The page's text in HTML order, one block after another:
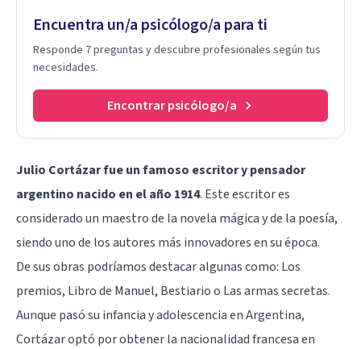
Encuentra un/a psicólogo/a para ti
Responde 7 preguntas y descubre profesionales según tus
necesidades.
Encontrar psicólogo/a
Julio Cortázar fue un famoso escritor y pensador
argentino nacido en el año 1914. Este escritor es
considerado un maestro de la novela mágica y de la poesía,
siendo uno de los autores más innovadores en su época.
De sus obras podríamos destacar algunas como: Los
premios, Libro de Manuel, Bestiario o Las armas secretas.
Aunque pasó su infancia y adolescencia en Argentina,
Cortázar optó por obtener la nacionalidad francesa en